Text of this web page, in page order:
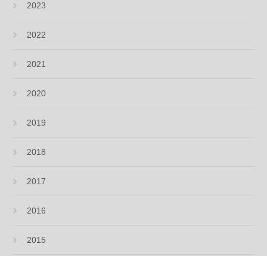
2023
2022
2021
2020
2019
2018
2017
2016
2015